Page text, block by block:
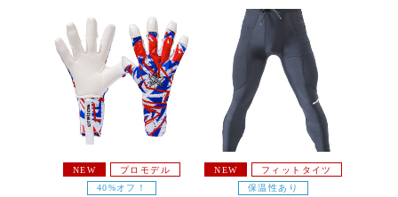
NEW
プロモデル
40%オフ！
NEW
フィットタイツ
保温性あり